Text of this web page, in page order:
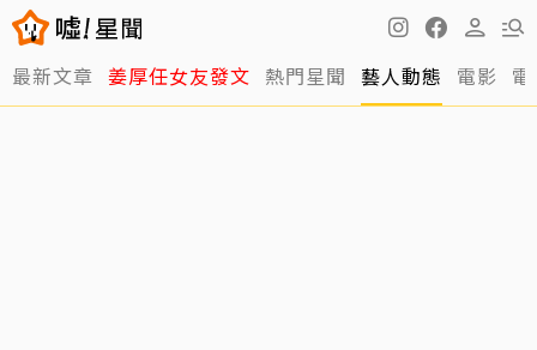
最新文章 姜厚任女友發文 熱門星聞 藝人動態 電影